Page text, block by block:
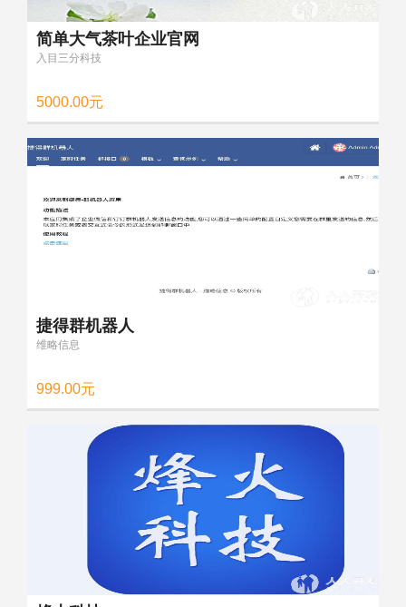
简单大气茶叶企业官网
入目三分科技
5000.00元
捷得群机器人
维略信息
999.00元